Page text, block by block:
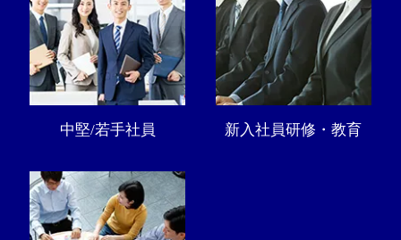
中堅/若手社員 新入社員研修・教育